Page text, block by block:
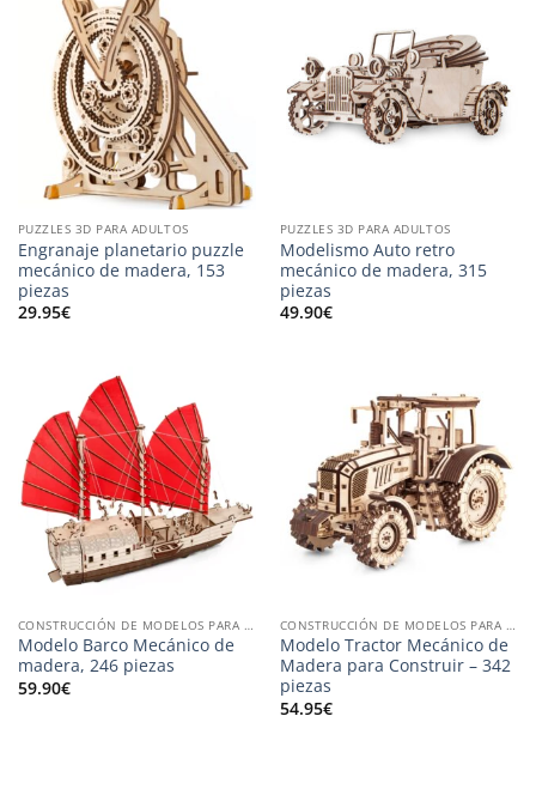
PUZZLES 3D PARA ADULTOS
Engranaje planetario puzzle
mecánico de madera, 153
piezas
29.95€
PUZZLES 3D PARA ADULTOS
Modelismo Auto retro
mecánico de madera, 315
piezas
49.90€
CONSTRUCCIÓN DE MODELOS PARA ADULTOS
Modelo Barco Mecánico de
madera, 246 piezas
59.90€
CONSTRUCCIÓN DE MODELOS PARA ADULTOS
Modelo Tractor Mecánico de
Madera para Construir – 342
piezas
54.95€